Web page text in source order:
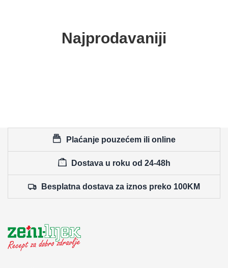
Najprodavaniji
Plaćanje pouzećem ili online
Dostava u roku od 24-48h
Besplatna dostava za iznos preko 100KM